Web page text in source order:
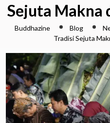
Sejuta Makna
Buddhazine Blog
Tradisi Sejuta